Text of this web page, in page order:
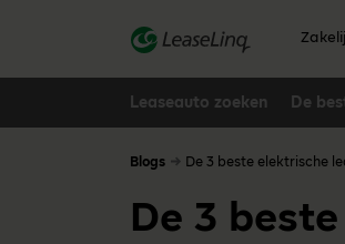
Leaseauto zoeken De
Blogs De 3 beste elektrische
De 3